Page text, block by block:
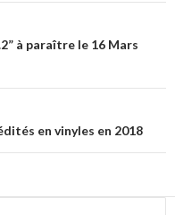
à paraître le 16 Mars
en vinyles en 2018